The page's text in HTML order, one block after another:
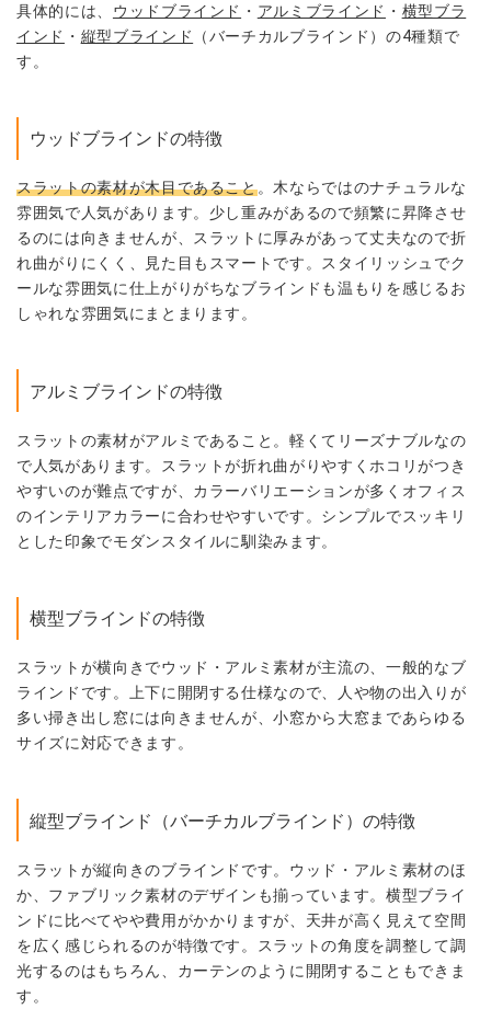
具体的には、 ウッドブラインド ・ アルミブラインド ・ 横型ブラ
インド ・ 縦型ブラインド
（バーチカルブラインド）の4種類で
す。
ウッドブラインドの特徴
スラットの素材が木目であること。木ならではのナチュラルな
雰囲気で人気があります。少し重みがあるので頻繁に昇降させ
るのには向きませんが、スラットに厚みがあって丈夫なので折
れ曲がりにくく、見た目もスマートです。スタイリッシュでク
ールな雰囲気に仕上がりがちなブラインドも温もりを感じるお
しゃれな雰囲気にまとまります。
アルミブラインドの特徴
スラットの素材がアルミであること。軽くてリーズナブルなの
で人気があります。スラットが折れ曲がりやすくホコリがつき
やすいのが難点ですが、カラーバリエーションが多くオフィス
のインテリアカラーに合わせやすいです。シンプルでスッキリ
とした印象でモダンスタイルに馴染みます。
横型ブラインドの特徴
スラットが横向きでウッド・アルミ素材が主流の、一般的なブ
ラインドです。上下に開閉する仕様なので、人や物の出入りが
多い掃き出し窓には向きませんが、小窓から大窓まであらゆる
サイズに対応できます。
縦型ブラインド（バーチカルブラインド）の特徴
スラットが縦向きのブラインドです。ウッド・アルミ素材のほ
か、ファブリック素材のデザインも揃っています。横型ブライ
ンドに比べてやや費用がかかりますが、天井が高く見えて空間
を広く感じられるのが特徴です。スラットの角度を調整して調
光するのはもちろん、カーテンのように開閉することもできま
す。